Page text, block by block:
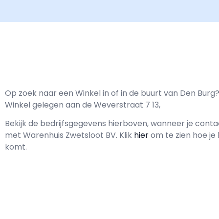
Op zoek naar een Winkel in of in de buurt van Den
Winkel gelegen aan de Weverstraat 7 13,
Bekijk de bedrijfsgegevens hierboven, wanneer je
met Warenhuis Zwetsloot BV. Klik hierom te zien hoe je
komt.